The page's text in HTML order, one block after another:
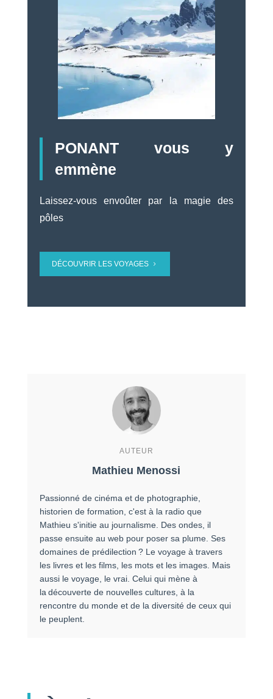
PONANT vous y
emmène
Laissez-vous envoûter par la magie des
pôles
DÉCOUVRIR LES VOYAGES
AUTEUR
Mathieu Menossi
Passionné de cinéma et de photographie,
historien de formation, c'est à la radio que
Mathieu s'initie au journalisme. Des ondes, il
passe ensuite au web pour poser sa plume. Ses
domaines de prédilection ? Le voyage à travers
les livres et les films, les mots et les images. Mais
aussi le voyage, le vrai. Celui qui mène à
la découverte de nouvelles cultures, à la
rencontre du monde et de la diversité de ceux qui
le peuplent.